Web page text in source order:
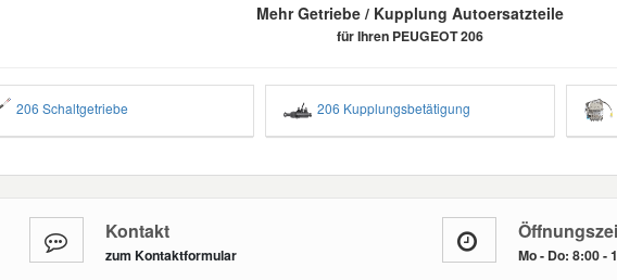
Mehr Getriebe / Kupplung Autoersatzteile
für Ihren PEUGEOT 206
206 Schaltgetriebe 206 Kupplungsbetätigung
Kontakt
zum Kontaktformular Mo - Do: 8:00 -